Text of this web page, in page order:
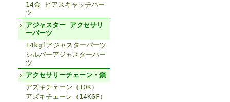
14金 ピアスキャッチパー
ツ
アジャスター アクセサリ
ーパーツ
14kgfアジャスターパーツ
シルバーアジャスターパー
ツ
アクセサリーチェーン・鎖
アズキチェーン（10K）
アズキチェーン（14KGF）